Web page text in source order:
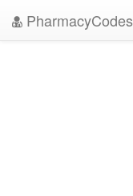
PharmacyCodes